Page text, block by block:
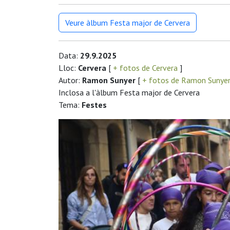
Veure àlbum Festa major de Cervera
Data: 29.9.2025
Lloc: Cervera [ + fotos de Cervera ]
Autor: Ramon Sunyer [ + fotos de Ramon
Inclosa a l'àlbum Festa major de Cervera
Tema: Festes